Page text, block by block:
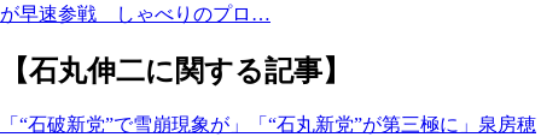
が早速参戦 しゃべりのプロ…
【石丸伸二に関する記事】
「“石破新党”で雪崩現象が」「“石丸新党”が第三極に」泉房穂